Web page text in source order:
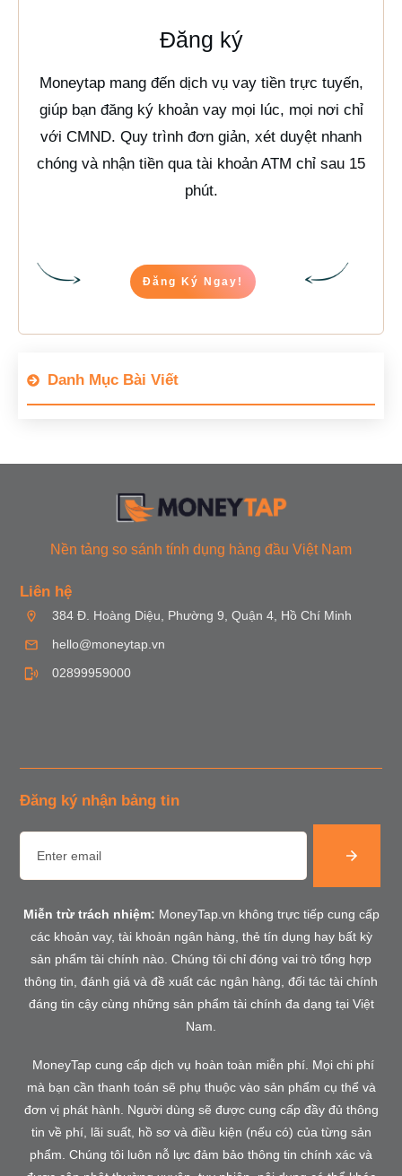
Đăng ký
Moneytap mang đến dịch vụ vay tiền trực tuyến,
giúp bạn đăng ký khoản vay mọi lúc, mọi nơi chỉ
với CMND. Quy trình đơn giản, xét duyệt nhanh
chóng và nhận tiền qua tài khoản ATM chỉ sau 15
phút.
Đăng Ký Ngay!
Danh Mục Bài Viết
Nền tảng so sánh tính dụng hàng đầu Việt Nam
Liên hệ
384 Đ. Hoàng Diệu, Phường 9, Quận 4, Hồ Chí Minh
hello@moneytap.vn
02899959000
Đăng ký nhận bảng tin
Miễn trừ trách nhiệm: MoneyTap.vn không trực tiếp cung cấp
các khoản vay, tài khoản ngân hàng, thẻ tín dụng hay bất kỳ
sản phẩm tài chính nào. Chúng tôi chỉ đóng vai trò tổng hợp
thông tin, đánh giá và đề xuất các ngân hàng, đối tác tài chính
đáng tin cậy cùng những sản phẩm tài chính đa dạng tại Việt
Nam.
MoneyTap cung cấp dịch vụ hoàn toàn miễn phí. Mọi chi phí
mà bạn cần thanh toán sẽ phụ thuộc vào sản phẩm cụ thể và
đơn vị phát hành. Người dùng sẽ được cung cấp đầy đủ thông
tin về phí, lãi suất, hồ sơ và điều kiện (nếu có) của từng sản
phẩm. Chúng tôi luôn nỗ lực đảm bảo thông tin chính xác và